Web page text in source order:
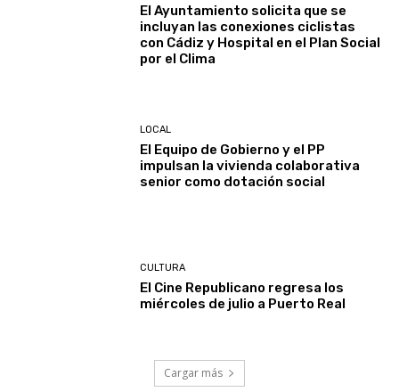
El Ayuntamiento solicita que se
incluyan las conexiones ciclistas
con Cádiz y Hospital en el Plan Social
por el Clima
LOCAL
El Equipo de Gobierno y el PP
impulsan la vivienda colaborativa
senior como dotación social
CULTURA
El Cine Republicano regresa los
miércoles de julio a Puerto Real
Cargar más